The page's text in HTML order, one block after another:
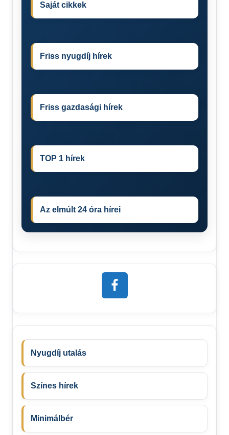
Saját cikkek
Friss nyugdíj hírek
Friss gazdasági hírek
TOP 1 hírek
Az elmúlt 24 óra hírei
Nyugdíj utalás
Színes hírek
Minimálbér